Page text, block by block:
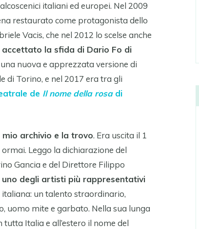
italiani ed europei. Nel 2009
restaurato come protagonista dello
Vacis, che nel 2012 lo scelse anche
accettato la sfida di Dario Fo di
nuova e apprezzata versione di
di Torino, e nel 2017 era tra gli
de Il nome della rosa di
archivio e la trovo. Era uscita il 1
Leggo la dichiarazione del
Gancia e del Direttore Filippo
uno degli artisti più rappresentativi
italiana: un talento straordinario,
uomo mite e garbato. Nella sua lunga
Italia e all’estero il nome del